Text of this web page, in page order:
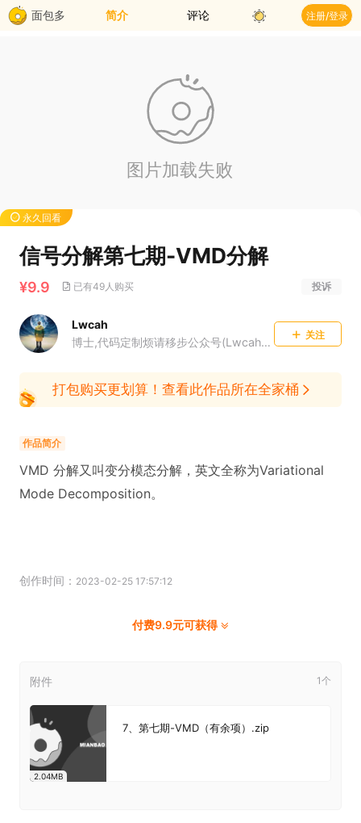
面包多 简介 评论 注册/登录
永久回看
信号分解第七期-VMD分解
¥9.9 已有49人购买 投诉
Lwcah
博士,代码定制烦请移步公众号(Lwcah)获取个人微信~
关注
打包购买更划算！查看此作品所在全家桶
作品简介
VMD 分解又叫变分模态分解，英文全称为Variational
Mode Decomposition。
创作时间： 2023-02-25 17:57:12
付费9.9元可获得
附件 1个
2.04MB
7、第七期-VMD（有余项）.zip